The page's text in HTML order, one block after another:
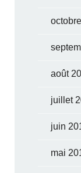
août
juillet
juin
mai